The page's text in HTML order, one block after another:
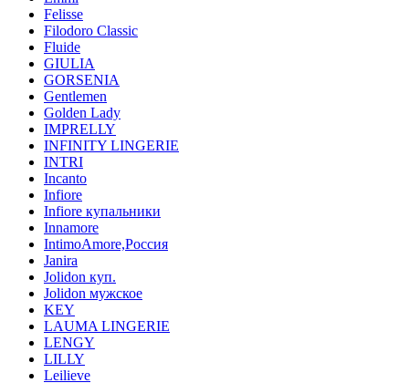
Felisse
Filodoro Classic
Fluide
GIULIA
GORSENIA
Gentlemen
Golden Lady
IMPRELLY
INFINITY LINGERIE
INTRI
Incanto
Infiore
Infiore купальники
Innamore
IntimoAmore,Россия
Janira
Jolidon куп.
Jolidon мужское
KEY
LAUMA LINGERIE
LENGY
LILLY
Leilieve